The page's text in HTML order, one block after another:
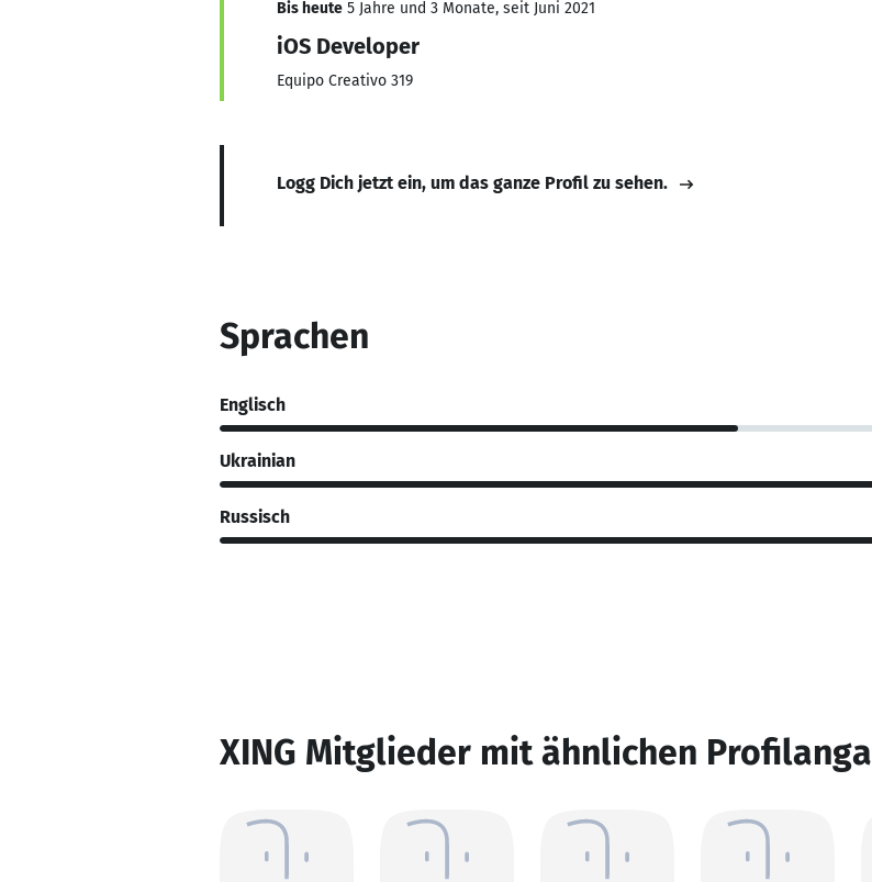
Bis heute 5 Jahre und 3 Monate, seit Juni 2021
iOS Developer
Equipo Creativo 319
Logg Dich jetzt ein, um das ganze Profil zu sehen.
Sprachen
Englisch
Ukrainian
Russisch
XING Mitglieder mit ähnlichen